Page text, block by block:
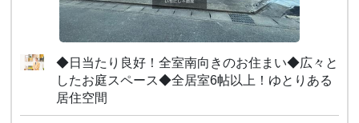
◆日当たり良好！全室南向きのお住まい◆広々と
したお庭スペース◆全居室6帖以上！ゆとりある
居住空間